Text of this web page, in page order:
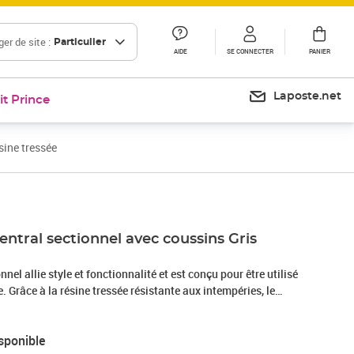
de site : Particulier
AIDE SE CONNECTER PANIER
Prince Laposte.net
tressée
sectionnel avec coussins Gris
allie style et fonctionnalité et est conçu pour être utilisé
Grâce à la résine tressée résistante aux intempéries, le
à l'usure et adapté à une utilisation quotidienne. La
jardin est spécialement conçu pour servir comme une